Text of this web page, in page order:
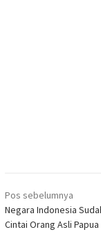
Navigasi
pos
Pos sebelumnya
Negara Indonesia
Cintai Orang Asli Papua